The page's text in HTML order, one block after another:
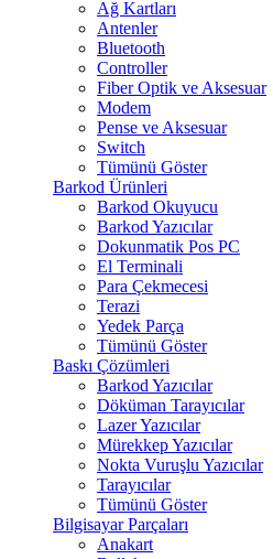
Ağ Kartları
Antenler
Bluetooth
Controller
Fiber Optik ve Aksesuar
Modem
Pense ve Aksesuar
Switch
Tümünü Göster
Barkod Ürünleri
Barkod Okuyucu
Barkod Yazıcılar
Dokunmatik Pos PC
El Terminali
Para Çekmecesi
Terazi
Yedek Parça
Tümünü Göster
Baskı Çözümleri
Barkod Yazıcılar
Döküman Tarayıcılar
Lazer Yazıcılar
Mürekkep Yazıcılar
Nokta Vuruşlu Yazıcılar
Tarayıcılar
Tümünü Göster
Bilgisayar Parçaları
Anakart